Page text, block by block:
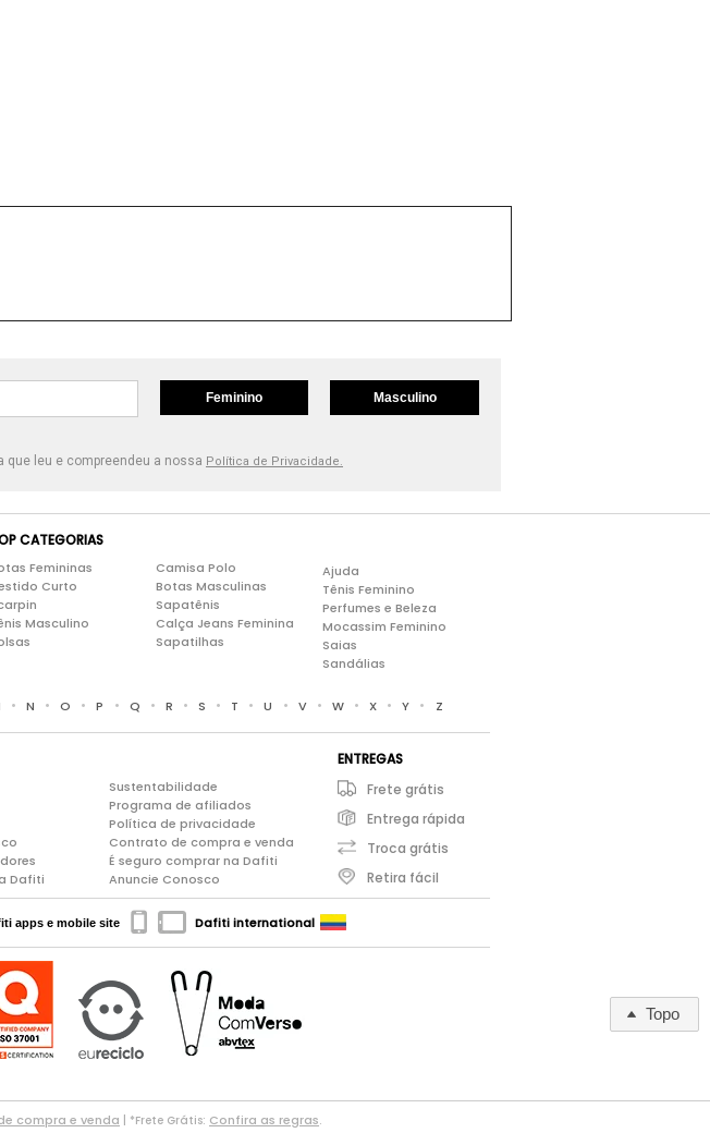
Topo
Feminino Masculino
que leu e compreendeu a nossa Política de Privacidade.
CATEGORIAS
Femininas
Curto
Masculino
Camisa Polo
Botas Masculinas
Sapatênis
Calça Jeans Feminina
Sapatilhas
Ajuda
Tênis Feminino
Perfumes e Beleza
Mocassim Feminino
Saias
Sandálias
• N • O • P • Q • R • S • T • U • V • W • X • Y • Z
Dafiti
Sustentabilidade
Programa de afiliados
Política de privacidade
Contrato de compra e venda
É seguro comprar na Dafiti
Anuncie Conosco
ENTREGAS
Frete grátis
Entrega rápida
Troca grátis
Retira fácil
apps e mobile site Dafiti international
compra e venda | *Frete Grátis: Confira as regras.